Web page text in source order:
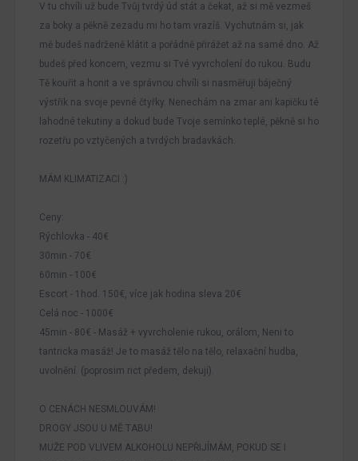
V tu chvíli už bude Tvůj tvrdý úd stát a čekat, až si mě vezmeš
za boky a pěkně zezadu mi ho tam vrazíš. Vychutnám si, jak
mě budeš nadrženě klátit a pořádně přirážet až na samé dno. Až
budeš před koncem, vezmu si Tvé vyvrcholení do rukou. Budu
Tě kouřit a honit a ve správnou chvíli si nasměřuji báječný
výstřik na svoje pevné čtyřky. Nenechám na zmar ani kapičku té
lahodné tekutiny a dokud bude Tvoje semínko teplé, pěkně si ho
rozetřu po vztyčených a tvrdých bradavkách.
MÁM KLIMATIZACI :)
Ceny:
Rýchlovka - 40€
30min - 70€
60min - 100€
Escort - 1hod. 150€, více jak hodina sleva 20€
Celá noc - 1000€
45min - 80€ - Masáž + vyvrcholenie rukou, orálom, Neni to
tantricka masáž! Je to masáž tělo na tělo, relaxační hudba,
uvolnění. (poprosim rict předem, dekuji).
O CENÁCH NESMLOUVÁM!
DROGY JSOU U MĚ TABU!
MUŽE POD VLIVEM ALKOHOLU NEPŘIJÍMÁM, POKUD SE I